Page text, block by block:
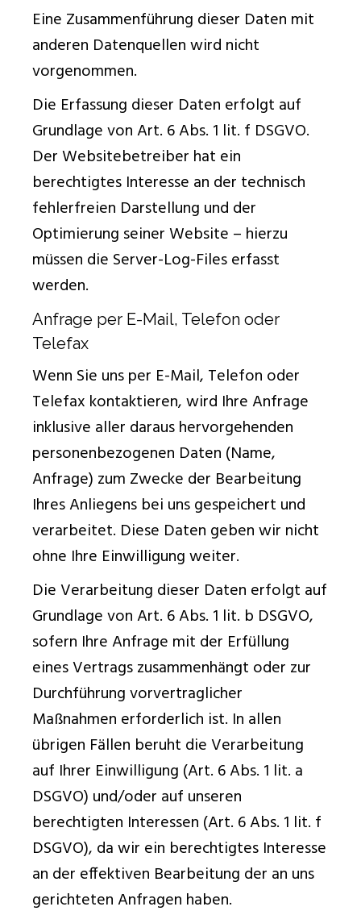
Eine Zusammenführung dieser Daten mit
anderen Datenquellen wird nicht
vorgenommen.
Die Erfassung dieser Daten erfolgt auf
Grundlage von Art. 6 Abs. 1 lit. f DSGVO.
Der Websitebetreiber hat ein
berechtigtes Interesse an der technisch
fehlerfreien Darstellung und der
Optimierung seiner Website – hierzu
müssen die Server-Log-Files erfasst
werden.
Anfrage per E-Mail, Telefon oder
Telefax
Wenn Sie uns per E-Mail, Telefon oder
Telefax kontaktieren, wird Ihre Anfrage
inklusive aller daraus hervorgehenden
personenbezogenen Daten (Name,
Anfrage) zum Zwecke der Bearbeitung
Ihres Anliegens bei uns gespeichert und
verarbeitet. Diese Daten geben wir nicht
ohne Ihre Einwilligung weiter.
Die Verarbeitung dieser Daten erfolgt auf
Grundlage von Art. 6 Abs. 1 lit. b DSGVO,
sofern Ihre Anfrage mit der Erfüllung
eines Vertrags zusammenhängt oder zur
Durchführung vorvertraglicher
Maßnahmen erforderlich ist. In allen
übrigen Fällen beruht die Verarbeitung
auf Ihrer Einwilligung (Art. 6 Abs. 1 lit. a
DSGVO) und/oder auf unseren
berechtigten Interessen (Art. 6 Abs. 1 lit. f
DSGVO), da wir ein berechtigtes Interesse
an der effektiven Bearbeitung der an uns
gerichteten Anfragen haben.